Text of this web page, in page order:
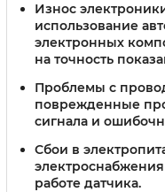
Износ
использование
электронных
на точность
Проблемы с
поврежденные
сигнала и
Сбои в
работе датчика.